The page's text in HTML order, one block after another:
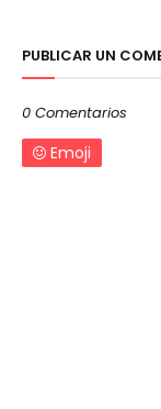
PUBLICAR UN
0 Comentarios
Emoji